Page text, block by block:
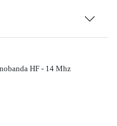
HF - 14 Mhz